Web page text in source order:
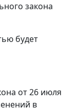
закона
будет
от 26 июля
в